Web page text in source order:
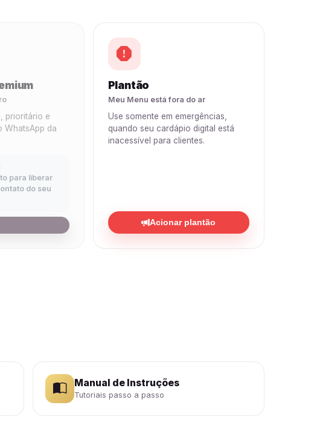
prioritário e
WhatsApp da
para liberar
do seu
Plantão
Meu Menu está fora do ar
Use somente em emergências,
quando seu cardápio digital está
inacessível para clientes.
Acionar plantão
Manual de Instruções
Tutoriais passo a passo